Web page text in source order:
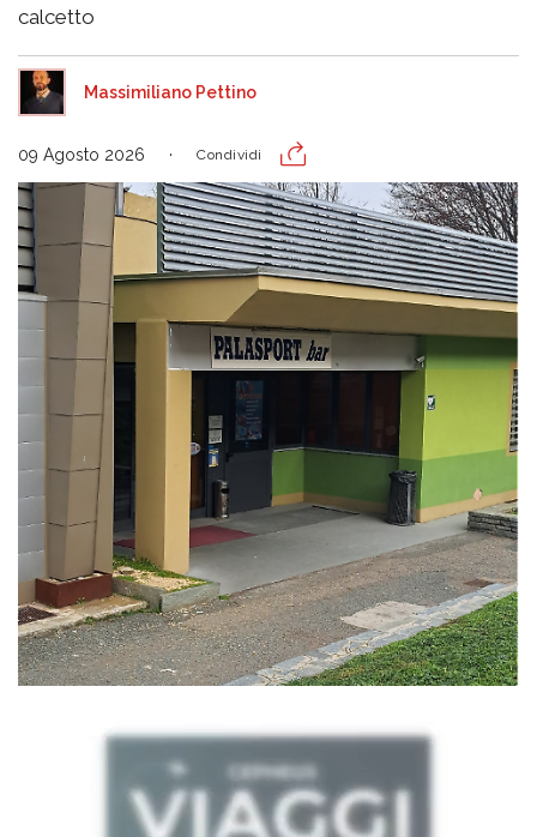
calcetto
Massimiliano Pettino
09 Agosto 2026 Condividi